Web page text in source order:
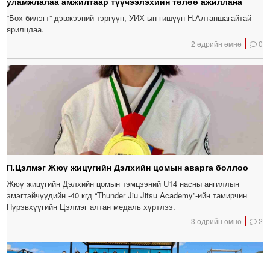
“Бөх билэгт” дэвжээний тэргүүн, УИХ-ын гишүүн Н.Алтаншагайтай
ярилцлаа.
2 өдрийн өмнө 0
П.Цэлмэг Жюү жицүгийн Дэлхийн цомын аварга боллоо
Жюү жицүгийн Дэлхийн цомын тэмцээний U14 насны ангиллын
эмэгтэйчүүдийн -40 кгд “Thunder Jiu Jitsu Academy”-ийн тамирчин
Пүрэвхүүгийн Цэлмэг алтан медаль хүртлээ.
3 өдрийн өмнө 2